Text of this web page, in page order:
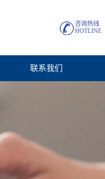
咨询热线
HOTLINE
联系我们